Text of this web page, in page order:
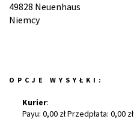
49828 Neuenhaus
Niemcy
OPCJE WYSYŁKI:
Kurier:
Payu: 0,00 zł Przedpłata: 0,00 zł